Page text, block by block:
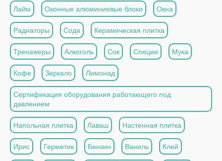
Лайм Оконные алюминиевые блоки Окна
Радиаторы Сода Керамическая плитка
Тренажеры Алкоголь Сок Специи Мука
Кофе Зеркало Лимонад
Сертификация оборудования работающего под
давлением
Напольная плитка Лаваш Настенная плитка
Ирис Герметик Бензин Ваниль Клей